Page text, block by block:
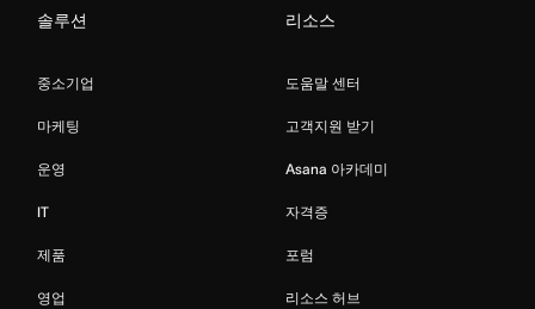
솔루션
중소기업
마케팅
운영
IT
제품
영업
리소스
도움말 센터
고객지원 받기
Asana 아카데미
자격증
포럼
리소스 허브